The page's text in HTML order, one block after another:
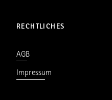
RECHTLICHES
AGB
Impressum